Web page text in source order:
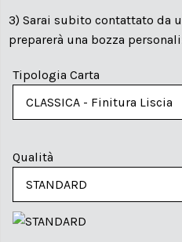
3) Sarai subito contattato da
preparerà una bozza
Tipologia Carta
Qualità